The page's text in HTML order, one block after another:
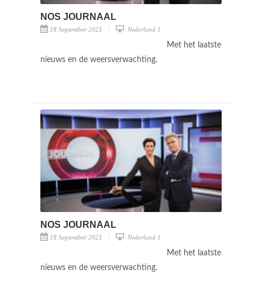
NOS JOURNAAL
18 September 2021 Nederland 1
Met het laatste
nieuws en de weersverwachting.
NOS JOURNAAL
18 September 2021 Nederland 1
Met het laatste
nieuws en de weersverwachting.